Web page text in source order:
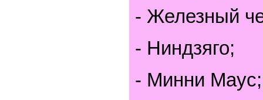
- Железный
- Ниндзяго;
- Минни Маус;